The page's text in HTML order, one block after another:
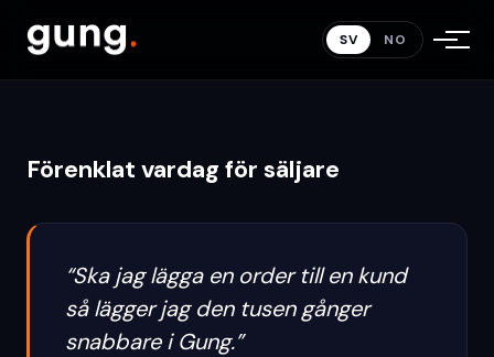
SV NO
Sweden
Förenklat vardag för säljare
“Ska jag lägga en order till en kund
så lägger jag den tusen gånger
snabbare i Gung.”